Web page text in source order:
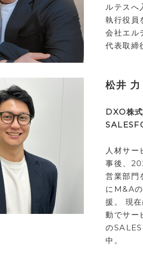
ルテスへ
執行役員
会社エル
代表取締
松井 力
DXO株
人材サー
事後、
営業部門
にM&A
援。 現
動でサー
の
中。